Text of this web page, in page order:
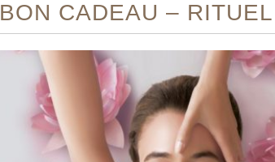
BON CADEAU –